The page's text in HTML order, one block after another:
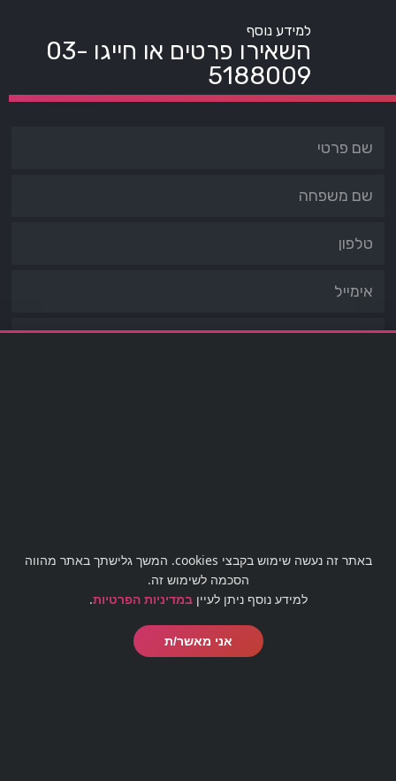
למידע נוסף
השאירו פרטים או חייגו 03-
5188009
03-5188009
office@barmaster.co.il
באתר זה נעשה שימוש בקבצי cookies. המשך גלישתך באתר מהווה
הסכמה לשימוש זה.
למידע נוסף ניתן לעייןבמדיניות הפרטיות.
אני מאשר/ת